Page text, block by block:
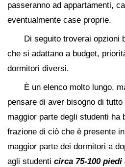
passeranno ad appartamenti,
eventualmente case proprie.
Di seguito troverai opzioni
che si adattano a budget,
dormitori diversi.
È un elenco molto lungo,
pensare di aver bisogno di
maggior parte degli studenti ha
frazione di ciò che è presente
maggior parte dei dormitori a
agli studenti circa 75-100